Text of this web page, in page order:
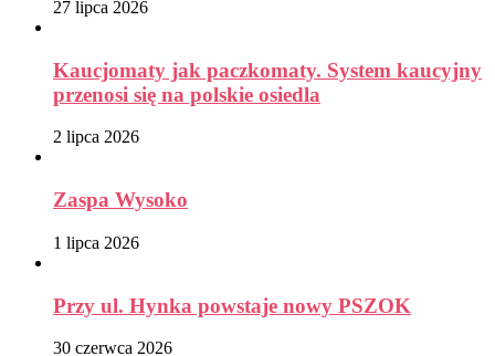
27 lipca 2026
Kaucjomaty jak paczkomaty. System kaucyjny
przenosi się na polskie osiedla
2 lipca 2026
Zaspa Wysoko
1 lipca 2026
Przy ul. Hynka powstaje nowy PSZOK
30 czerwca 2026